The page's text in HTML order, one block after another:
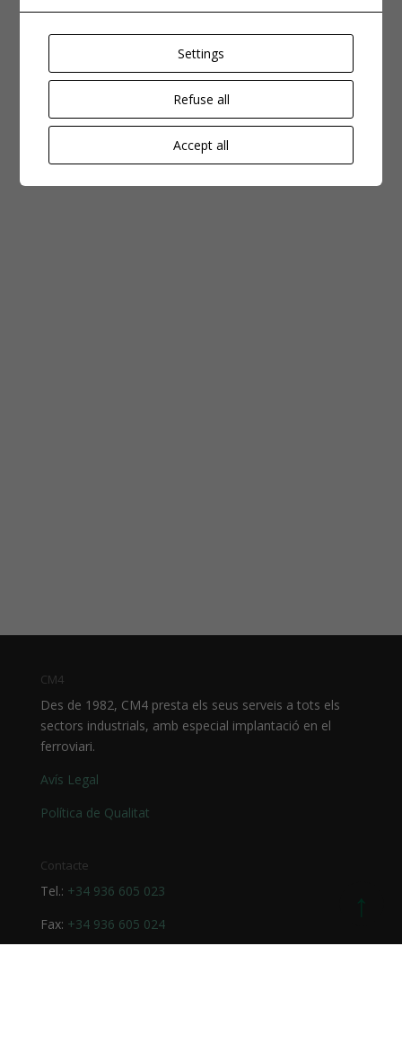
CM4
Des de 1982, CM4 presta els seus serveis a tots els
sectors industrials, amb especial implantació en el
ferroviari.
Avís Legal
Política de Qualitat
Contacte
Tel.: +34 936 605 023
Fax: +34 936 605 024
Settings
Refuse all
Accept all
↑